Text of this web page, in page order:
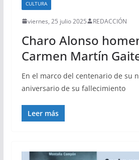
CULTURA
viernes, 25 julio 2025 REDACCIÓN
Charo Alonso
Carmen Martín
En el marco del centenario de su
aniversario de su fallecimiento
Leer más